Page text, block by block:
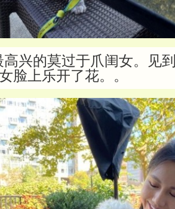
高兴的莫过于爪闺女。见
脸上乐开了花。。